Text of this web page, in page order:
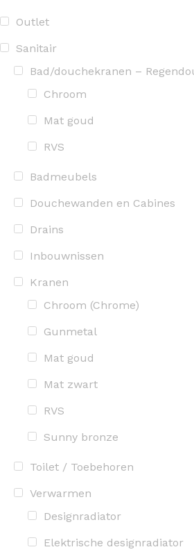
Outlet
Sanitair
Bad/douchekranen –
Chroom
Mat goud
RVS
Badmeubels
Douchewanden en Cabines
Drains
Inbouwnissen
Kranen
Chroom (Chrome)
Gunmetal
Mat goud
Mat zwart
RVS
Sunny bronze
Toilet / Toebehoren
Verwarmen
Designradiator
Elektrische designradiator